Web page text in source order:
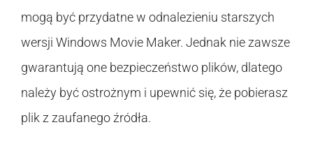
mogą być przydatne w odnalezieniu starszych
wersji Windows Movie Maker. Jednak nie zawsze
gwarantują one bezpieczeństwo plików, dlatego
należy być ostrożnym i upewnić się, że pobierasz
plik z zaufanego źródła.